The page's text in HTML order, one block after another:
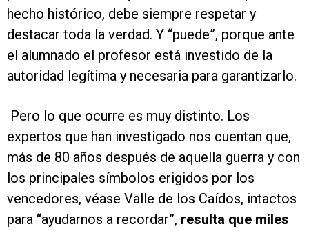
hecho histórico, debe siempre respetar y
destacar toda la verdad. Y “puede”, porque ante
el alumnado el profesor está investido de la
autoridad legítima y necesaria para garantizarlo.
Pero lo que ocurre es muy distinto. Los
expertos que han investigado nos cuentan que,
más de 80 años después de aquella guerra y con
los principales símbolos erigidos por los
vencedores, véase Valle de los Caídos, intactos
para “ayudarnos a recordar”, resulta que miles